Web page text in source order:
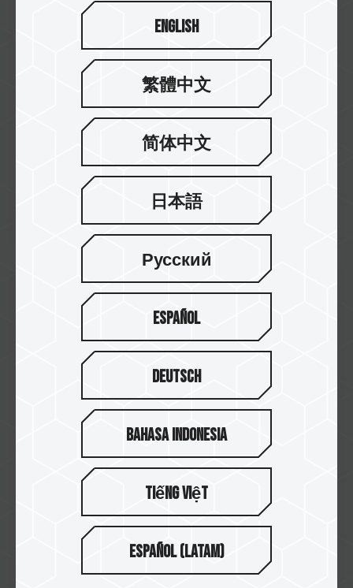
2023/11
2023 全球媒體重要評測推薦
查看更多
2023/11
2023 十銓感謝祭
查看更多
English
繁體中文
简体中文
日本語
Русский
Español
Deutsch
Bahasa Indonesia
Tiếng Việt
Español (Latam)